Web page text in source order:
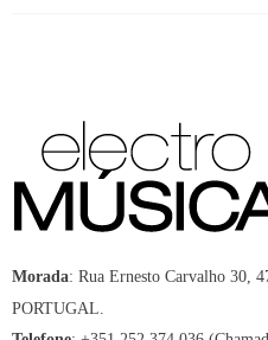
Morada: Rua Ernesto Carvalho 30,
PORTUGAL.